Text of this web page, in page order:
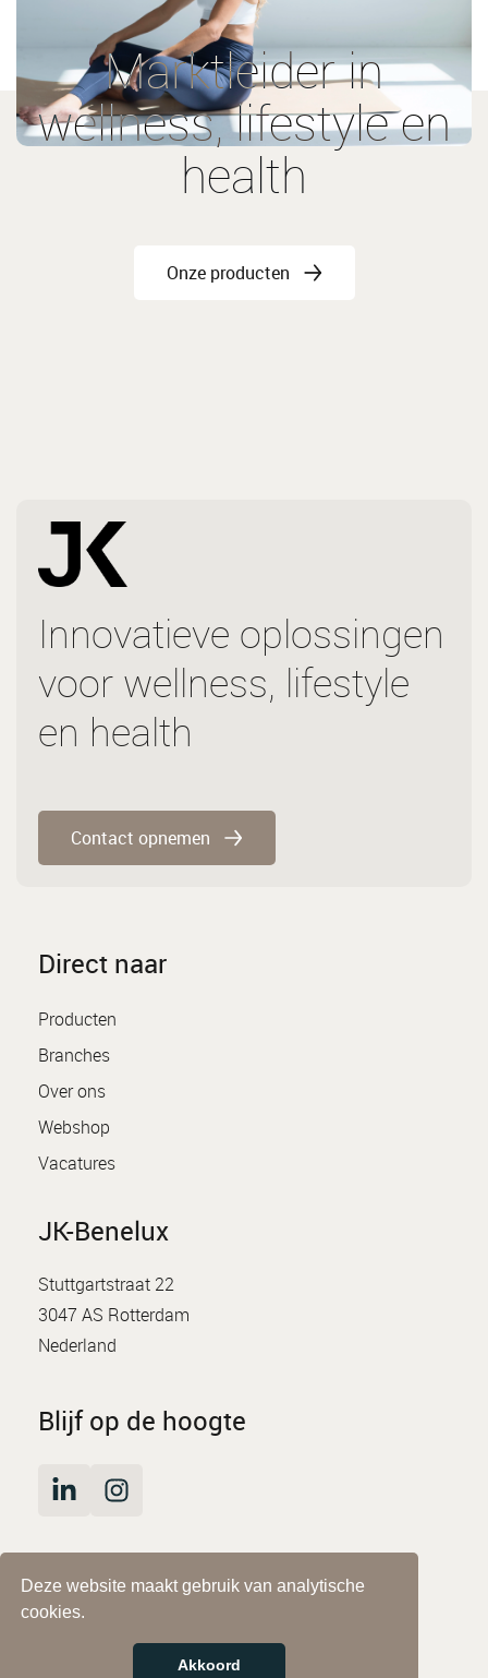
Deze website maakt gebruik van analytische
cookies.
Akkoord
Marktleider in
wellness, lifestyle en
health
Onze producten
Innovatieve oplossingen
voor wellness, lifestyle
en health
Contact opnemen
Direct naar
Producten
Branches
Over ons
Webshop
Vacatures
JK-Benelux
Stuttgartstraat 22
3047 AS Rotterdam
Nederland
Blijf op de hoogte
© JK-Benelux